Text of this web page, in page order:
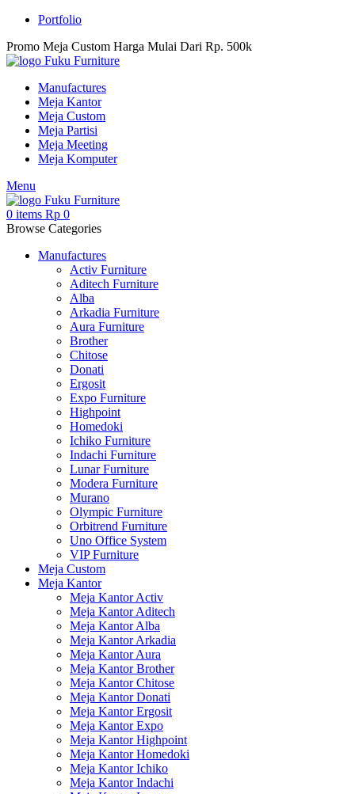
Portfolio
Promo Meja Custom Harga Mulai Dari Rp. 500k
Manufactures
Meja Kantor
Meja Custom
Meja Partisi
Meja Meeting
Meja Komputer
Menu
0 items Rp 0
Browse Categories
Manufactures
Activ Furniture
Aditech Furniture
Alba
Arkadia Furniture
Aura Furniture
Brother
Chitose
Donati
Ergosit
Expo Furniture
Highpoint
Homedoki
Ichiko Furniture
Indachi Furniture
Lunar Furniture
Modera Furniture
Murano
Olympic Furniture
Orbitrend Furniture
Uno Office System
VIP Furniture
Meja Custom
Meja Kantor
Meja Kantor Activ
Meja Kantor Aditech
Meja Kantor Alba
Meja Kantor Arkadia
Meja Kantor Aura
Meja Kantor Brother
Meja Kantor Chitose
Meja Kantor Donati
Meja Kantor Ergosit
Meja Kantor Expo
Meja Kantor Highpoint
Meja Kantor Homedoki
Meja Kantor Ichiko
Meja Kantor Indachi